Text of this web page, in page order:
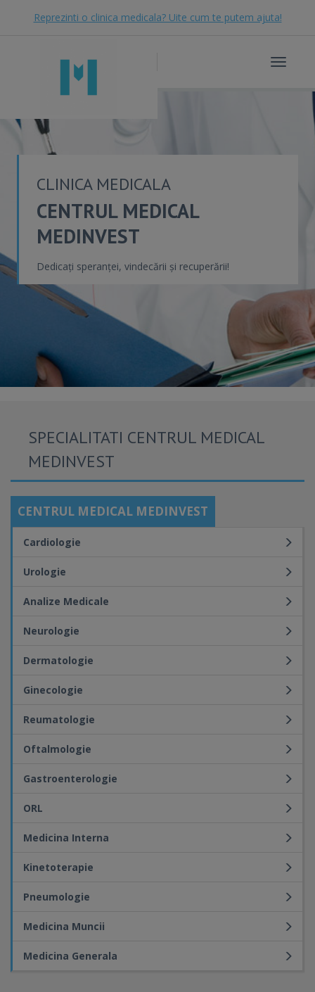
Reprezinti o clinica medicala? Uite cum te putem ajuta!
Toggle
CLINICA MEDICALA
CENTRUL MEDICAL
MEDINVEST
Dedicați speranței, vindecării și recuperării!
SPECIALITATI CENTRUL MEDICAL
MEDINVEST
CENTRUL MEDICAL MEDINVEST
Cardiologie
Urologie
Analize Medicale
Neurologie
Dermatologie
Ginecologie
Reumatologie
Oftalmologie
Gastroenterologie
ORL
Medicina Interna
Kinetoterapie
Pneumologie
Medicina Muncii
Medicina Generala